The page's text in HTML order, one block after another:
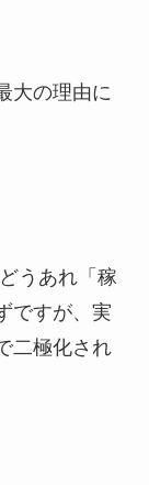
大の理由に
うあれ「稼
ですが、実
二極化され